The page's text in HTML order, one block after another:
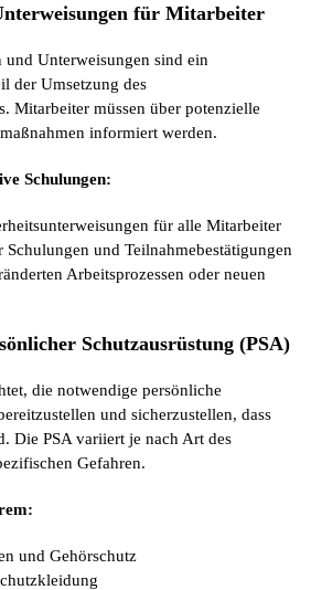
für Mitarbeiter
und Unterweisungen sind ein
der Umsetzung des
Mitarbeiter müssen über potenzielle
informiert werden.
Schulungen:
für alle Mitarbeiter
und Teilnahmebestätigungen
Arbeitsprozessen oder neuen
Schutzausrüstung (PSA)
die notwendige persönliche
und sicherzustellen, dass
Die PSA variiert je nach Art des
Gefahren.
und Gehörschutz